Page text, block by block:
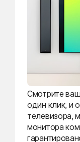
Смотрите
один клик, и
телевизора,
монитора